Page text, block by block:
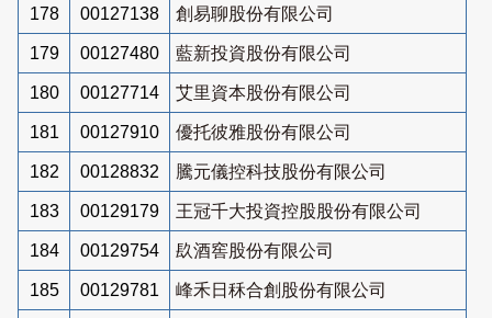
178 00127138 創易聊股份有限公司
179 00127480 藍新投資股份有限公司
180 00127714 艾里資本股份有限公司
181 00127910 優托彼雅股份有限公司
182 00128832 騰元儀控科技股份有限公司
183 00129179 王冠千大投資控股股份有限公司
184 00129754 镹酒窖股份有限公司
185 00129781 峰禾日秝合創股份有限公司